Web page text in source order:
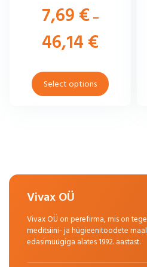
7,69€ –
46,14€
Select options
Vivax OÜ
Vivax OÜ on perefirma, mis on
meditsiini- ja hügieenitoodete
edasimüügiga alates 1992. aastast.